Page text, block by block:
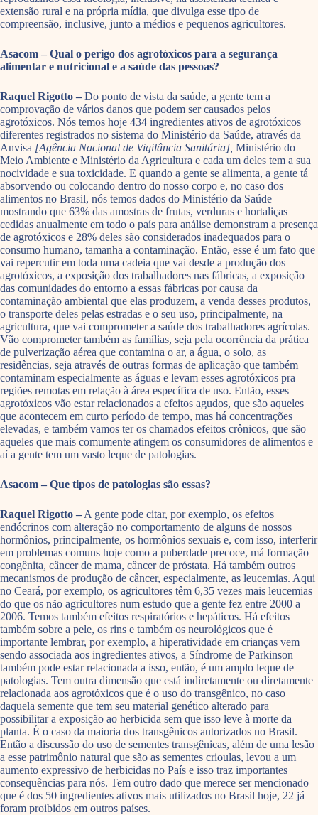
extensão rural e na própria mídia, que divulga esse tipo de
compreensão, inclusive, junto a médios e pequenos agricultores.
Asacom – Qual o perigo dos agrotóxicos para a segurança
alimentar e nutricional e a saúde das pessoas?
Raquel Rigotto – Do ponto de vista da saúde, a gente tem a
comprovação de vários danos que podem ser causados pelos
agrotóxicos. Nós temos hoje 434 ingredientes ativos de agrotóxicos
diferentes registrados no sistema do Ministério da Saúde, através da
Anvisa [Agência Nacional de Vigilância Sanitária], Ministério do
Meio Ambiente e Ministério da Agricultura e cada um deles tem a sua
nocividade e sua toxicidade. E quando a gente se alimenta, a gente tá
absorvendo ou colocando dentro do nosso corpo e, no caso dos
alimentos no Brasil, nós temos dados do Ministério da Saúde
mostrando que 63% das amostras de frutas, verduras e hortaliças
cedidas anualmente em todo o país para análise demonstram a presença
de agrotóxicos e 28% deles são considerados inadequados para o
consumo humano, tamanha a contaminação. Então, esse é um fato que
vai repercutir em toda uma cadeia que vai desde a produção dos
agrotóxicos, a exposição dos trabalhadores nas fábricas, a exposição
das comunidades do entorno a essas fábricas por causa da
contaminação ambiental que elas produzem, a venda desses produtos,
o transporte deles pelas estradas e o seu uso, principalmente, na
agricultura, que vai comprometer a saúde dos trabalhadores agrícolas.
Vão comprometer também as famílias, seja pela ocorrência da prática
de pulverização aérea que contamina o ar, a água, o solo, as
residências, seja através de outras formas de aplicação que também
contaminam especialmente as águas e levam esses agrotóxicos pra
regiões remotas em relação à área específica de uso. Então, esses
agrotóxicos vão estar relacionados a efeitos agudos, que são aqueles
que acontecem em curto período de tempo, mas há concentrações
elevadas, e também vamos ter os chamados efeitos crônicos, que são
aqueles que mais comumente atingem os consumidores de alimentos e
aí a gente tem um vasto leque de patologias.
Asacom – Que tipos de patologias são essas?
Raquel Rigotto – A gente pode citar, por exemplo, os efeitos
endócrinos com alteração no comportamento de alguns de nossos
hormônios, principalmente, os hormônios sexuais e, com isso, interferir
em problemas comuns hoje como a puberdade precoce, má formação
congênita, câncer de mama, câncer de próstata. Há também outros
mecanismos de produção de câncer, especialmente, as leucemias. Aqui
no Ceará, por exemplo, os agricultores têm 6,35 vezes mais leucemias
do que os não agricultores num estudo que a gente fez entre 2000 a
2006. Temos também efeitos respiratórios e hepáticos. Há efeitos
também sobre a pele, os rins e também os neurológicos que é
importante lembrar, por exemplo, a hiperatividade em crianças vem
sendo associada aos ingredientes ativos, a Síndrome de Parkinson
também pode estar relacionada a isso, então, é um amplo leque de
patologias. Tem outra dimensão que está indiretamente ou diretamente
relacionada aos agrotóxicos que é o uso do transgênico, no caso
daquela semente que tem seu material genético alterado para
possibilitar a exposição ao herbicida sem que isso leve à morte da
planta. É o caso da maioria dos transgênicos autorizados no Brasil.
Então a discussão do uso de sementes transgênicas, além de uma lesão
a esse patrimônio natural que são as sementes crioulas, levou a um
aumento expressivo de herbicidas no País e isso traz importantes
consequências para nós. Tem outro dado que merece ser mencionado
que é dos 50 ingredientes ativos mais utilizados no Brasil hoje, 22 já
foram proibidos em outros países.